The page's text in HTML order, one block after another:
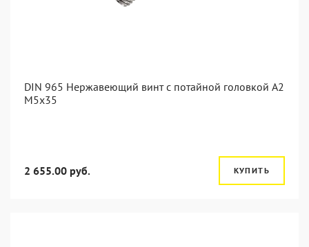
DIN 965 Нержавеющий винт с потайной головкой А2
М5x35
2 655.00 руб. КУПИТЬ